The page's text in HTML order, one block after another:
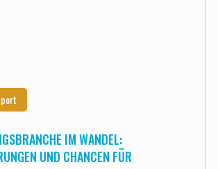
IM WANDEL:
UND CHANCEN FÜR